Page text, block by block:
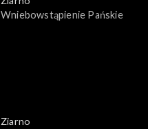
Wniebowstąpienie Pańskie
Ziarno